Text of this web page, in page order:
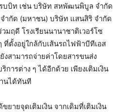
บบิท เช่น บริษัท สหพัฒนพิบูล จํากัด
ากัด (มหาชน) บริษัท แสนสิริ จำกัด
มฤดี โรงเรียนนานาชาติเวอร์โซ
ตั้งอยู่ใกล้กับเส้นรถไฟฟ้าบีทีเอส
สามารถจ่ายค่าโดยสารขนส่ง
ารต่าง ๆ ได้อีกด้วย เพียงเติมเงิน
นได้ทันที
ยายจุดเติมเงิน จากเดิมที่เติมเงิน